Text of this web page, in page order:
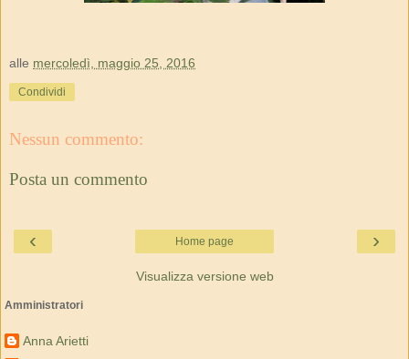
alle mercoledì, maggio 25, 2016
Condividi
Nessun commento:
Posta un commento
‹ ›
Home page
Visualizza versione web
Amministratori
Anna Arietti